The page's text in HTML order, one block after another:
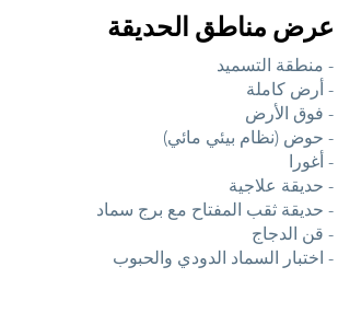
عرض مناطق الحديقة
- منطقة التسميد
- أرض كاملة
- فوق الأرض
- حوض (نظام بيئي مائي)
- أغورا
- حديقة علاجية
- حديقة ثقب المفتاح مع برج سماد
- قن الدجاج
- اختبار السماد الدودي والحبوب